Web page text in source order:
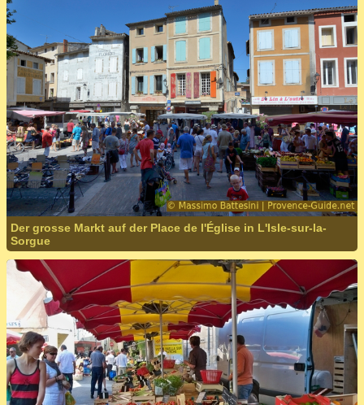
Der grosse Markt auf der Place de l'Église in L'Isle-sur-la-
Sorgue